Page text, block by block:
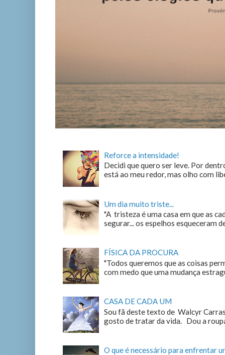
Reforce a intensidade!
Decidi que quero ser leve. Por
está ao meu redor, mas olho com
Um dia muito triste...
"A tristeza é uma casa em que as
segurar... os espelhos esqueceram
FÍSICA DA PROCURA
"Todos queremos que as coisas
com medo que uma mudança
CASA DE CADA UM
Sou fã deste texto de Walcyr
gosto de tratar da vida. Dou a
O que é necessário para enfrentar